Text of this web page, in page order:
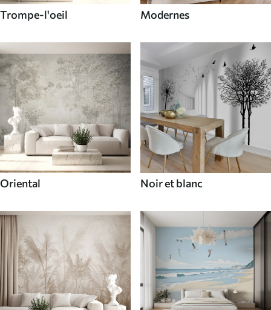
Trompe-l'oeil Modernes
Oriental Noir et blanc